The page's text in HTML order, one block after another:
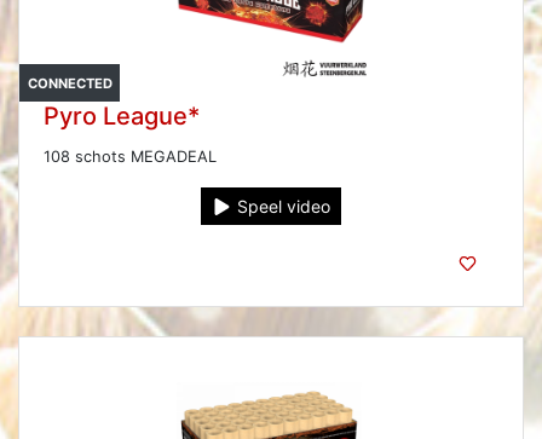
CONNECTED
Pyro League*
108 schots MEGADEAL
Speel video